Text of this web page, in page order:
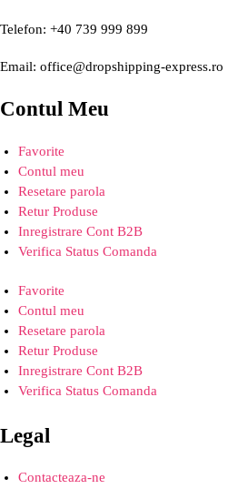
Telefon: +40 739 999 899
Email: office@dropshipping-express.ro
Contul Meu
Favorite
Contul meu
Resetare parola
Retur Produse
Inregistrare Cont B2B
Verifica Status Comanda
Favorite
Contul meu
Resetare parola
Retur Produse
Inregistrare Cont B2B
Verifica Status Comanda
Legal
Contacteaza-ne